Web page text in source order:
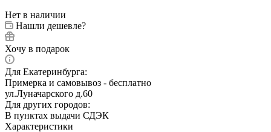
Нет в наличии
Нашли дешевле?
Хочу в подарок
Для Екатеринбурга:
Примерка и самовывоз - бесплатно
ул.Луначарского д.60
Для других городов:
В пунктах выдачи СДЭК
Характеристики